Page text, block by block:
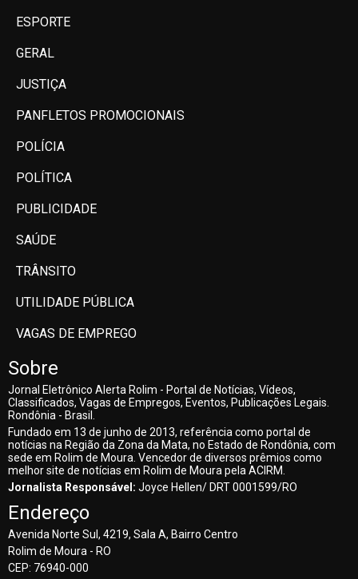
ESPORTE
GERAL
JUSTIÇA
PANFLETOS PROMOCIONAIS
POLÍCIA
POLÍTICA
PUBLICIDADE
SAÚDE
TRÂNSITO
UTILIDADE PÚBLICA
VAGAS DE EMPREGO
Sobre
Jornal Eletrônico Alerta Rolim - Portal de Notícias, Vídeos,
Classificados, Vagas de Empregos, Eventos, Publicações Legais.
Rondônia - Brasil.
Fundado em 13 de junho de 2013, referência como portal de
notícias na Região da Zona da Mata, no Estado de Rondônia, com
sede em Rolim de Moura. Vencedor de diversos prêmios como
melhor site de notícias em Rolim de Moura pela ACIRM.
Jornalista Responsável: Joyce Hellen/ DRT 0001599/RO
Endereço
Avenida Norte Sul, 4219, Sala A, Bairro Centro
Rolim de Moura - RO
CEP: 76940-000